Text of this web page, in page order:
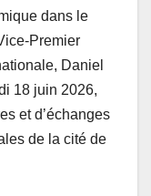
dans le
Premier
Daniel
18 juin 2026,
et d’échanges
de la cité de